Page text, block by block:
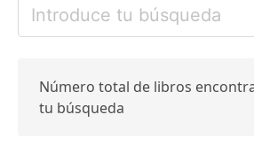
Número total de libros
tu búsqueda